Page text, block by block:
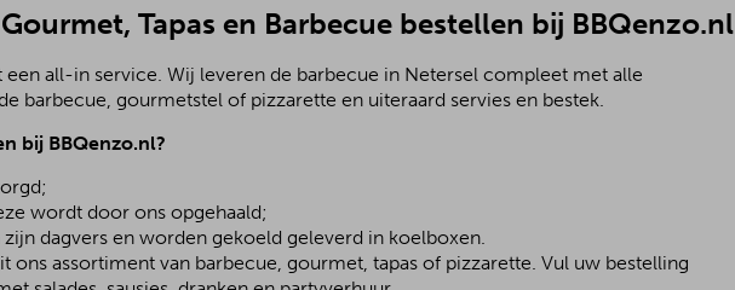
Tapas en Barbecue bestellen bij BBQenzo.nl
een all-in service. Wij leveren de barbecue in Netersel compleet met alle
barbecue, gourmetstel of pizzarette en uiteraard servies en bestek.
bij BBQenzo.nl?
wordt door ons opgehaald;
dagvers en worden gekoeld geleverd in koelboxen.
ons assortiment van barbecue, gourmet, tapas of pizzarette. Vul uw bestelling